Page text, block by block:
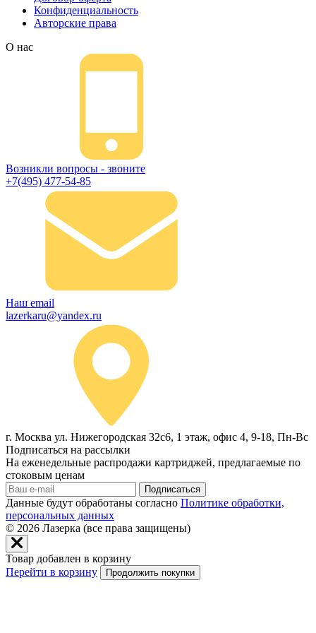
Конфиденциальность
Авторские права
О нас
Возникли вопросы - звоните
+7(495) 477-54-85
Наш email
lazerkaru@yandex.ru
г. Москва ул. Нижегородская 32с6, 1 этаж, офис 4, 9-18, Пн-Вс
Подписаться на рассылки
На еженедельные распродажи картриджей, предлагаемые по
стоковым ценам
Подписаться
Данные будут обработаны согласно Политике обработки,
персональных данных
© 2026 Лазерка (все права защищены)
Товар добавлен в корзину
Перейти в корзину
Продолжить покупки